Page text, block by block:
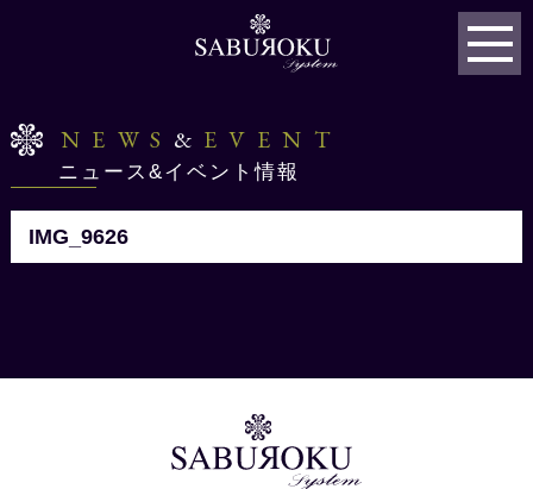
NEWS & EVENT
ニュース&イベント情報
IMG_9626